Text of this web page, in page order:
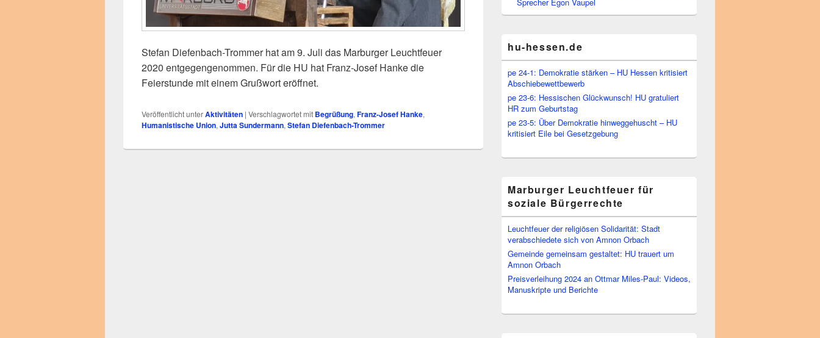
Stefan Diefenbach-Trommer hat am 9. Juli das Marburger Leuchtfeuer
2020 entgegengenommen. Für die HU hat Franz-Josef Hanke die
Feierstunde mit einem Grußwort eröffnet.
Veröffentlicht unterAktivitäten | Verschlagwortet mit Begrüßung, Franz-Josef Hanke,
Humanistische Union, Jutta Sundermann, Stefan Diefenbach-Trommer
hu-hessen.de
pe 24-1: Demokratie stärken – HU Hessen kritisiert
Abschiebewettbewerb
pe 23-6: Hessischen Glückwunsch! HU gratuliert
HR zum Geburtstag
pe 23-5: Über Demokratie hinweggehuscht – HU
kritisiert Eile bei Gesetzgebung
Marburger Leuchtfeuer für
soziale Bürgerrechte
Leuchtfeuer der religiösen Solidarität: Stadt
verabschiedete sich von Amnon Orbach
Gemeinde gemeinsam gestaltet: HU trauert um
Amnon Orbach
Preisverleihung 2024 an Ottmar Miles-Paul: Videos,
Manuskripte und Berichte